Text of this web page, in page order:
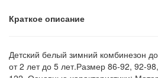
Краткое описание
Детский белый зимний комбинезон
от 2 лет до 5 лет.Размер 86-92, 92-